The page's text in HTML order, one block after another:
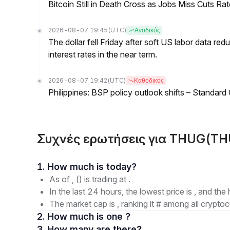
Bitcoin Still in Death Cross as Jobs Miss Cuts
2026-08-07 19:45 (UTC) Ανοδικός
The dollar fell Friday after soft US labor data
interest rates in the near term.
2026-08-07 19:42 (UTC) Καθοδικός
Philippines: BSP policy outlook shifts – Standard
Συχνές ερωτήσεις για
1. How much is today?
As of , () is trading at .
In the last 24 hours, the lowest price is , and
The market cap is , ranking it # among all
2. How much is one ?